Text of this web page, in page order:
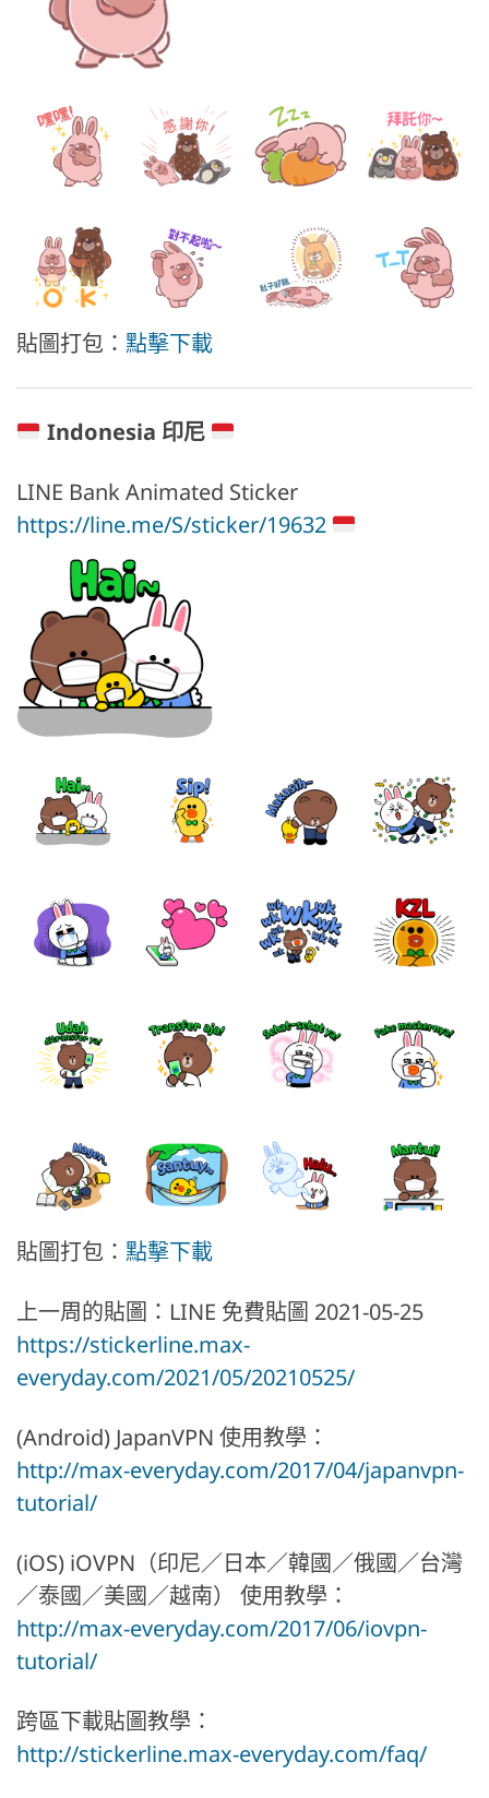
貼圖打包： 點擊下載
Indonesia 印尼
LINE Bank Animated Sticker
https://line.me/S/sticker/19632
貼圖打包： 點擊下載
上一周的貼圖：LINE 免費貼圖 2021-05-25
https://stickerline.max-
everyday.com/2021/05/20210525/
(Android) JapanVPN 使用教學：
http://max-everyday.com/2017/04/japanvpn-
tutorial/
(iOS) iOVPN（印尼／日本／韓國／俄國／台灣
／泰國／美國／越南） 使用教學：
http://max-everyday.com/2017/06/iovpn-
tutorial/
跨區下載貼圖教學：
http://stickerline.max-everyday.com/faq/